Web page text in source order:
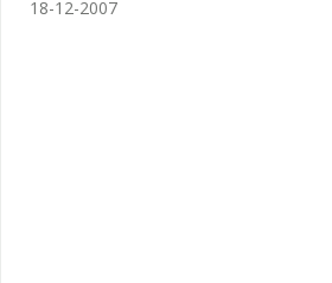
18-12-2007